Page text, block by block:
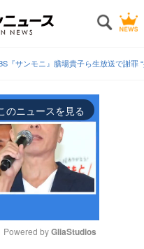
『サンモニ』膳場貴子ら生放送で謝罪
のニュースを見る
Powered by GliaStudios